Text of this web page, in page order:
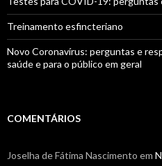
Treinamento esfincteriano
Novo Coronavírus: perguntas e
saúde e para o público em geral
COMENTÁRIOS
Joselha de Fátima Nascimento em